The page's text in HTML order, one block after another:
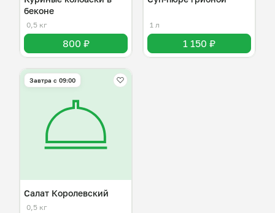
беконе
0,5 кг
800 ₽
1 л
1 150 ₽
Завтра c 09:00
Салат Королевский
0,5 кг